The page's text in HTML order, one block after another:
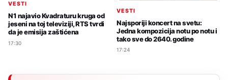
VESTI
N1 najavio Kvadraturu kruga od
jeseni na toj televiziji, RTS tvrdi
da je emisija zaštićena
17:30
VESTI
Najsporiji koncert na svetu:
Jedna kompozicija notu po notu i
tako sve do 2640. godine
17:24